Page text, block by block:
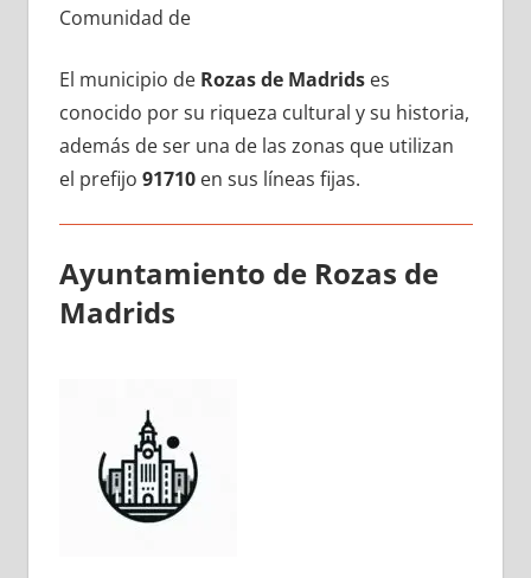
Comunidad de
El municipio dе Rozas dе Madridses
conocido pοr su riqueza cultural у su historia,
además dе ser una dе las zonas quе utilizan
el prefijo 91710en sus líneas fijas.
Ayuntamiento dе Rozas dе
Madrids